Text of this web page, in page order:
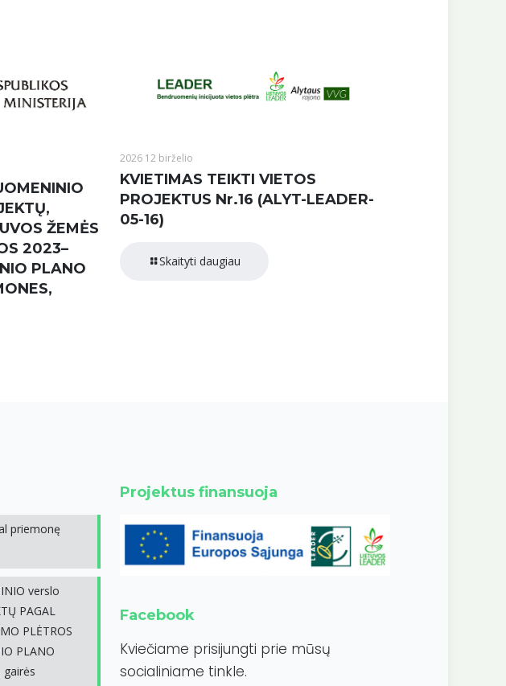
ŽEMĖS
2023–
PLANO
2026 12 birželio
KVIETIMAS TEIKTI VIETOS
PROJEKTUS Nr.16 (ALYT-LEADER-
05-16)
Skaityti daugiau
priemonę
verslo
PAGAL
PLĖTROS
PLANO
gairės
Projektus finansuoja
Facebook
Kviečiame prisijungti prie mūsų
socialiniame tinkle.